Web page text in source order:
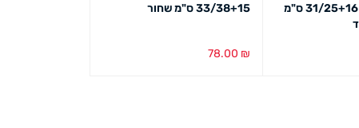
ידיות שחורות 31/25+16 ס"מ
33/38+15 ס"מ שחור
78.00 ₪